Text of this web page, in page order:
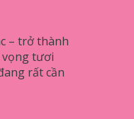
– trở thành
vọng tươi
rất cần